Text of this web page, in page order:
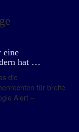
eine
hat …
die
für breite
Alert –